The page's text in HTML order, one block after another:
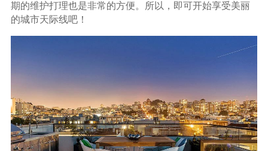
期的维护打理也是非常的方便。所以，即可开始享受美丽
的城市天际线吧！